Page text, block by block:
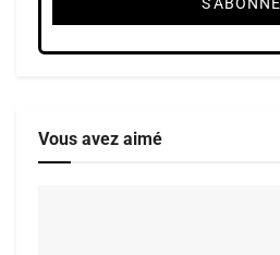
Vous avez aimé